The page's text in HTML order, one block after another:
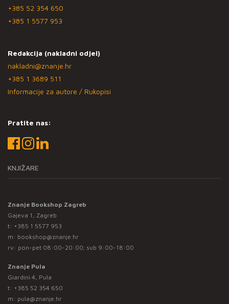
+385 52 354 650
+385 1 5577 953
Redakcija (nakladni odjel)
nakladni@znanje.hr
+385 1 3689 511
Informacije za autore / Rukopisi
Pratite nas:
KNJIŽARE
Znanje Bookshop Zagreb
Gajeva 1, Zagreb
t: +385 1 5577 953
m: bookshop@znanje.hr
rv: pon-pet 08:00-20:00; sub 9:00-18:00
Znanje Pula
Giardini 4, Pula
t: +385 52 354 650
m: pula@znanje.hr